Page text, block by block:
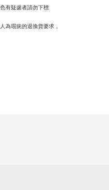
有疑慮者請勿下標
為瑕疵的退換貨要求，